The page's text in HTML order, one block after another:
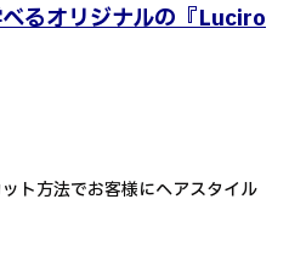
るオリジナルの『Luciro
ト方法でお客様にヘアスタイル